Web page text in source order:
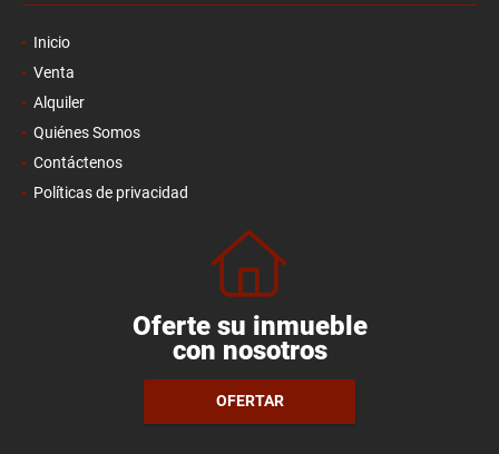
Inicio
Venta
Alquiler
Quiénes Somos
Contáctenos
Políticas de privacidad
Oferte su inmueble
con nosotros
OFERTAR